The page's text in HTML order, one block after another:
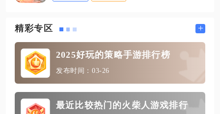
精彩专区 +
2025好玩的策略手游排行榜
发布时间：03-26
最近比较热门的火柴人游戏排行